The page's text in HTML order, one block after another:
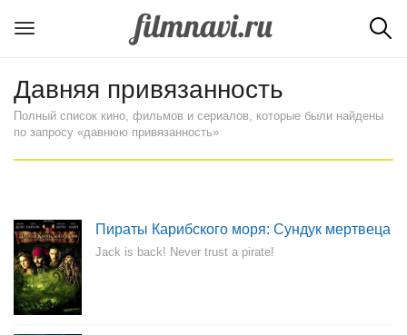
Давняя привязанность
Полный список кино, фильмов и сериалов, которые были найдены
по запросу «давнюю привязанность»
Пираты Карибского моря: Сундук мертвеца
Jack is back! Never trust a pirate!